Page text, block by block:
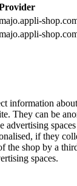
information
They can be
advertising
if they
the shop by a
spaces.